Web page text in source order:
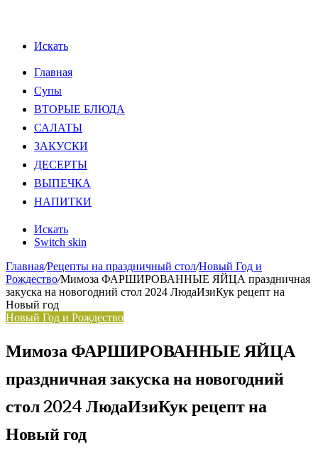
Искать
Главная
Супы
ВТОРЫЕ БЛЮДА
САЛАТЫ
ЗАКУСКИ
ДЕСЕРТЫ
ВЫПЕЧКА
НАПИТКИ
Искать
Switch skin
Главная/Рецепты на праздничный стол/Новый Год и
Рождество/Мимоза ФАРШИРОВАННЫЕ ЯЙЦА праздничная
закуска на новогодний стол 2024 ЛюдаИзиКук рецепт на
Новый год
Новый Год и Рождество
Мимоза ФАРШИРОВАННЫЕ ЯЙЦА
праздничная закуска на новогодний
стол 2024 ЛюдаИзиКук рецепт на
Новый год